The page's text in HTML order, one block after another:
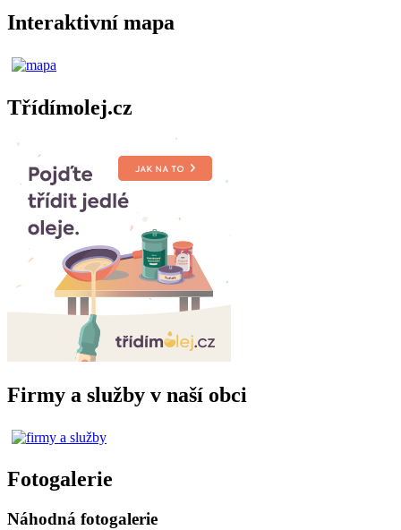
Interaktivní mapa
Třídímolej.cz
Firmy a služby v naší obci
Fotogalerie
Náhodná fotogalerie